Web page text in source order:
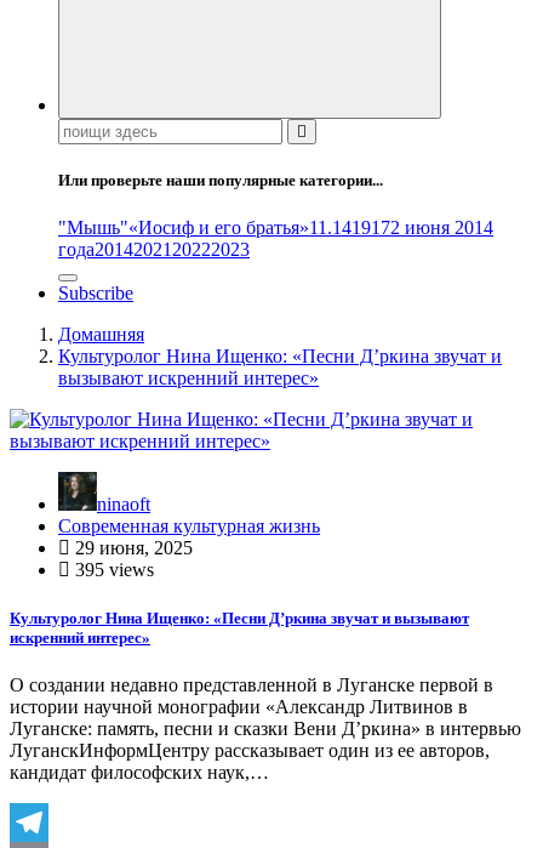
Поиск:
Или проверьте наши популярные категории...
"Мышь"«Иосиф и его братья»11.1419172 июня 2014
года2014202120222023
Subscribe
Домашняя
Культуролог Нина Ищенко: «Песни Д’ркина звучат и
вызывают искренний интерес»
ninaoft
Современная культурная жизнь
29 июня, 2025
395 views
Культуролог Нина Ищенко: «Песни Д’ркина звучат и вызывают
искренний интерес»
О создании недавно представленной в Луганске первой в
истории научной монографии «Александр Литвинов в
Луганске: память, песни и сказки Вени Д’ркина» в интервью
ЛуганскИнформЦентру рассказывает один из ее авторов,
кандидат философских наук,…